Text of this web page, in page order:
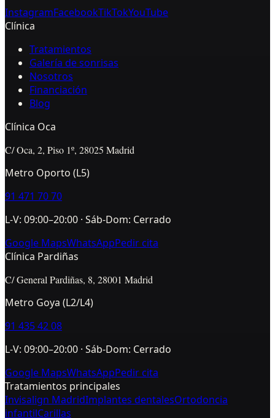
InstagramFacebookTikTokYouTube
Clínica
Tratamientos
Galería de sonrisas
Nosotros
Financiación
Blog
Clínica Oca
C/ Oca, 2, Piso 1º, 28025 Madrid
Metro Oporto (L5)
91 471 70 70
L-V: 09:00–20:00 · Sáb-Dom: Cerrado
Google MapsWhatsAppPedir cita
Clínica Pardiñas
C/ General Pardiñas, 8, 28001 Madrid
Metro Goya (L2/L4)
91 435 42 08
L-V: 09:00–20:00 · Sáb-Dom: Cerrado
Google MapsWhatsAppPedir cita
Tratamientos principales
Invisalign MadridImplantes dentalesOrtodoncia
infantilCarillas